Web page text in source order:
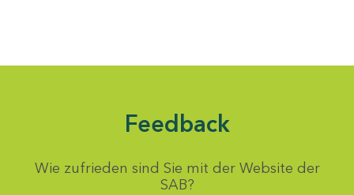
Feedback
Wie zufrieden sind Sie mit der Website der
SAB?